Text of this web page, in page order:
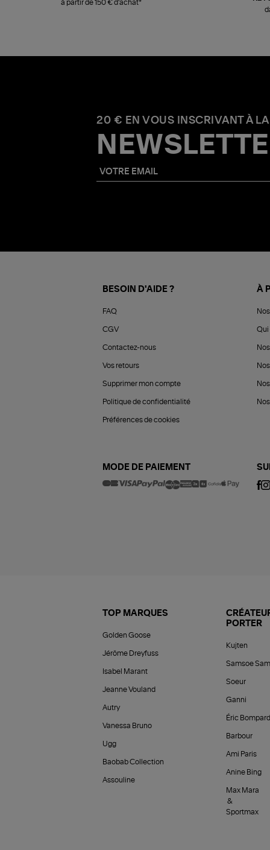
à partir de 150 € d'achat*
20 € EN VOUS INSCRIVANT À LA
BESOIN D'AIDE ?
FAQ
CGV
Contactez-nous
Vos retours
Supprimer mon compte
Politique de confidentialité
Préférences de cookies
À
Qui
MODE DE PAIEMENT
TOP MARQUES
Golden Goose
Jérôme Dreyfuss
Isabel Marant
Jeanne Vouland
Autry
Vanessa Bruno
Ugg
Baobab Collection
Assouline
PORTER
Kujten
Samsoe
Soeur
Ganni
Éric Bompard
Barbour
Ami Paris
Anine Bing
Max Mara
&
Sportmax